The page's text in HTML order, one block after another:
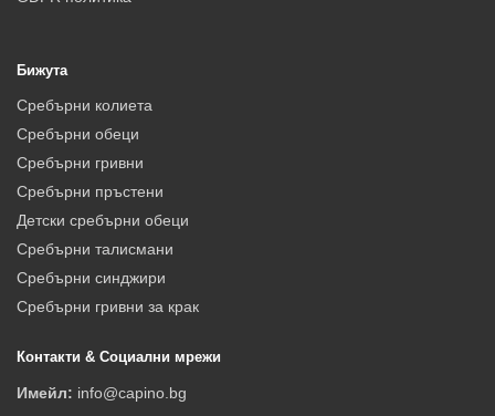
Бижута
Сребърни колиета
Сребърни обеци
Сребърни гривни
Сребърни пръстени
Детски сребърни обеци
Сребърни талисмани
Сребърни синджири
Сребърни гривни за крак
Контакти & Социални мрежи
Имейл: info@capino.bg